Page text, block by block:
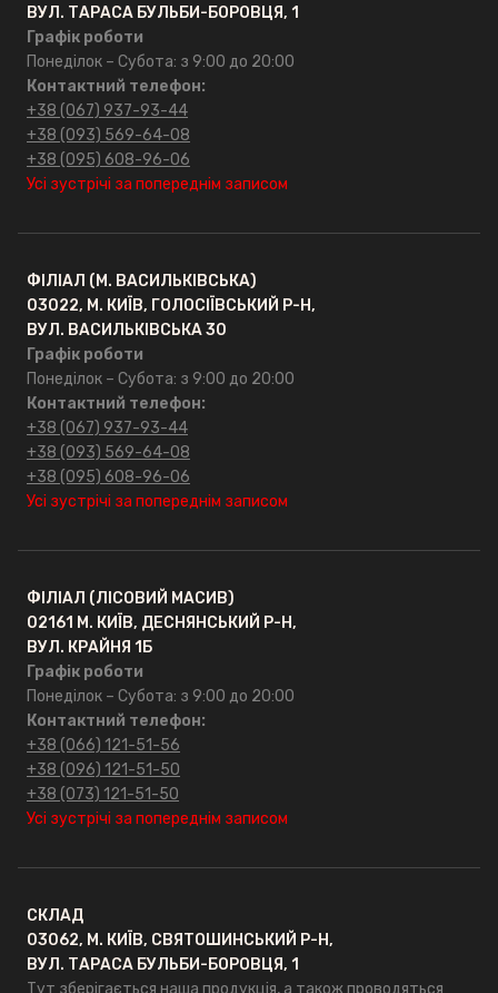
ВУЛ. ТАРАСА БУЛЬБИ-БОРОВЦЯ, 1
Графік роботи
Понеділок – Субота: з 9:00 до 20:00
Контактний телефон:
+38 (067) 937-93-44
+38 (093) 569-64-08
+38 (095) 608-96-06
Усі зустрічі за попереднім записом
ФІЛІАЛ (М. ВАСИЛЬКІВСЬКА)
03022, М. КИЇВ, ГОЛОСІЇВСЬКИЙ Р-Н,
ВУЛ. ВАСИЛЬКІВСЬКА 30
Графік роботи
Понеділок – Субота: з 9:00 до 20:00
Контактний телефон:
+38 (067) 937-93-44
+38 (093) 569-64-08
+38 (095) 608-96-06
Усі зустрічі за попереднім записом
ФІЛІАЛ (ЛІСОВИЙ МАСИВ)
02161 М. КИЇВ, ДЕСНЯНСЬКИЙ Р-Н,
ВУЛ. КРАЙНЯ 1Б
Графік роботи
Понеділок – Субота: з 9:00 до 20:00
Контактний телефон:
+38 (066) 121-51-56
+38 (096) 121-51-50
+38 (073) 121-51-50
Усі зустрічі за попереднім записом
СКЛАД
03062, М. КИЇВ, СВЯТОШИНСЬКИЙ Р-Н,
ВУЛ. ТАРАСА БУЛЬБИ-БОРОВЦЯ, 1
Тут зберігається наша продукція, а також проводяться